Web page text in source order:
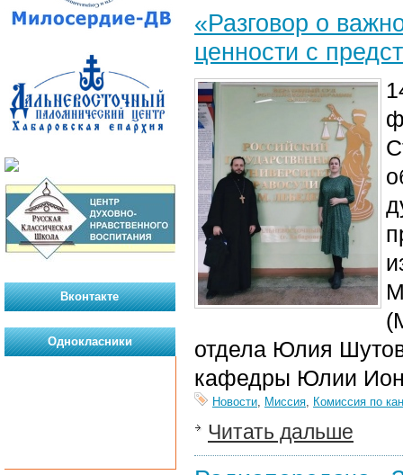
«Разговор о
ценности с
отдела Юлия
кафедры Юлии
Новости, Миссия, Комиссия по
Читать дальше
Вконтакте
Однокласники